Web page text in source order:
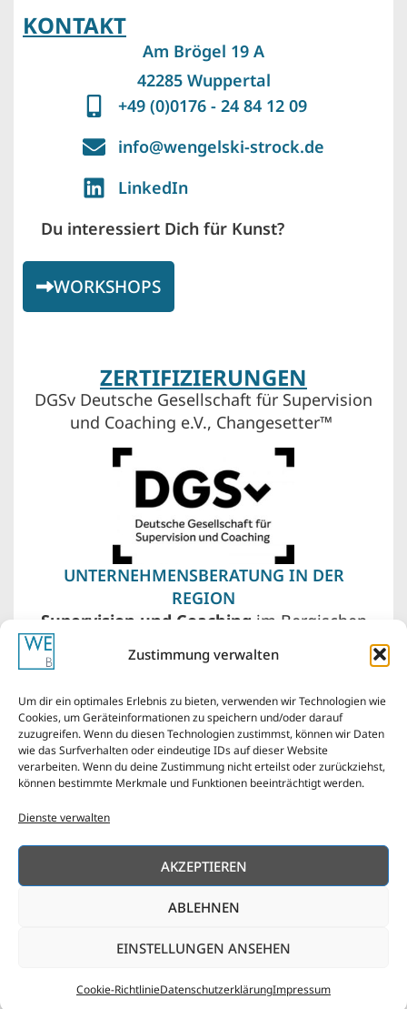
Zustimmung verwalten
Um dir ein optimales Erlebnis zu bieten, verwenden wir Technologien wie
Cookies, um Geräteinformationen zu speichern und/oder darauf
zuzugreifen. Wenn du diesen Technologien zustimmst, können wir Daten
wie das Surfverhalten oder eindeutige IDs auf dieser Website
verarbeiten. Wenn du deine Zustimmung nicht erteilst oder zurückziehst,
können bestimmte Merkmale und Funktionen beeinträchtigt werden.
Dienste verwalten
AKZEPTIEREN
ABLEHNEN
EINSTELLUNGEN ANSEHEN
Cookie-RichtlinieDatenschutzerklärungImpressum
KONTAKT
Am Brögel 19 A
42285 Wuppertal
+49 (0)0176 - 24 84 12 09
info@wengelski-strock.de
LinkedIn
Du interessiert Dich für Kunst?
WORKSHOPS
ZERTIFIZIERUNGEN
DGSv Deutsche Gesellschaft für Supervision
und Coaching e.V., Changesetter™
UNTERNEHMENSBERATUNG IN DER
REGION
Supervision und Coaching im Bergischen
Land – Wuppertal, Remscheid, Solingen. Vor
meiner Haustür liegen auch Düsseldorf,
Bochum bis Dortmund.
Impressum AGBs
Cookie-Richtlinie
Haftungsausschluss
Datenschutzerklärung
Webdesign Bergischesland